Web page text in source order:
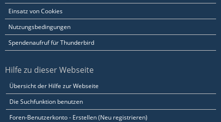
Einsatz von Cookies
Nutzungsbedingungen
Spendenaufruf für Thunderbird
Hilfe zu dieser Webseite
Übersicht der Hilfe zur Webseite
Die Suchfunktion benutzen
Foren-Benutzerkonto - Erstellen (Neu registrieren)